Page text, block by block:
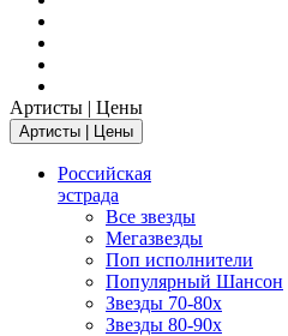
Артисты | Цены
Артисты | Цены
Российская
эстрада
Все звезды
Мегазвезды
Поп исполнители
Популярный Шансон
Звезды 70-80х
Звезды 80-90х